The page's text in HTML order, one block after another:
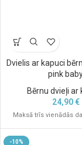
Dvielis ar kapuci
pink
Bērnu dvieļi ar
24,90€
Maksā trīs vienādās
-10%